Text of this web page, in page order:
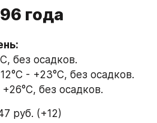
года
без осадков.
- +23°C, без осадков.
без осадков.
руб. (+12)